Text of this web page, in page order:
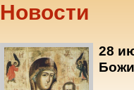
Новости
28